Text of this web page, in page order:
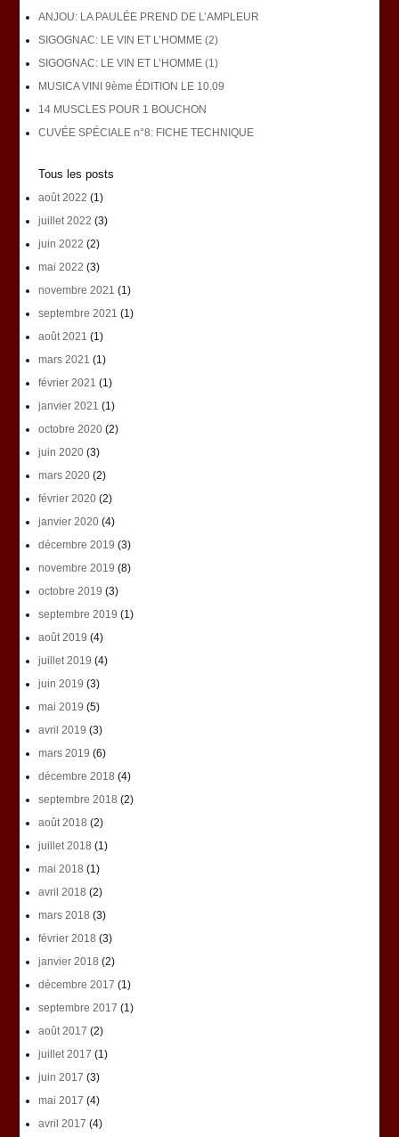
ANJOU: LA PAULÉE PREND DE L’AMPLEUR
SIGOGNAC: LE VIN ET L’HOMME (2)
SIGOGNAC: LE VIN ET L’HOMME (1)
MUSICA VINI 9ème ÉDITION LE 10.09
14 MUSCLES POUR 1 BOUCHON
CUVÉE SPÉCIALE n°8: FICHE TECHNIQUE
Tous les posts
août 2022 (1)
juillet 2022 (3)
juin 2022 (2)
mai 2022 (3)
novembre 2021 (1)
septembre 2021 (1)
août 2021 (1)
mars 2021 (1)
février 2021 (1)
janvier 2021 (1)
octobre 2020(2)
juin 2020(3)
mars 2020(2)
février 2020(2)
janvier 2020(4)
décembre 2019 (3)
novembre 2019 (8)
octobre 2019 (3)
septembre 2019 (1)
août 2019 (4)
juillet 2019 (4)
juin 2019 (3)
mai 2019 (5)
avril 2019 (3)
mars 2019 (6)
décembre 2018 (4)
septembre 2018 (2)
août 2018 (2)
juillet 2018 (1)
mai 2018 (1)
avril 2018 (2)
mars 2018 (3)
février 2018 (3)
janvier 2018 (2)
décembre 2017 (1)
septembre 2017 (1)
août 2017 (2)
juillet 2017 (1)
juin 2017 (3)
mai 2017 (4)
avril 2017 (4)